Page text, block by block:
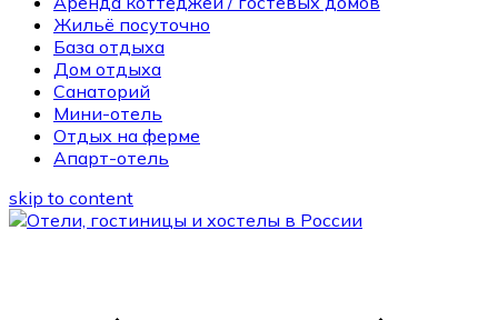
Жильё посуточно
База отдыха
Дом отдыха
Санаторий
Мини-отель
Отдых на ферме
Апарт-отель
skip to content